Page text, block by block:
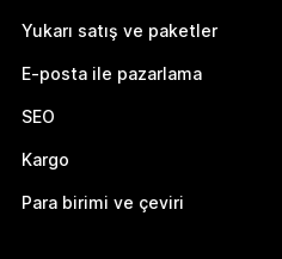
Yukarı satış ve paketler
E-posta ile pazarlama
SEO
Kargo
Para birimi ve çeviri